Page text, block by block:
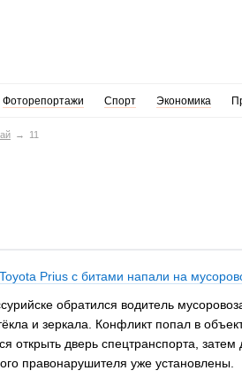
Фоторепортажи Спорт Экономика
11
Prius с битами напали на
обратился водитель
и зеркала. Конфликт попал в
открыть дверь спецтранспорта,
правонарушителя уже установлены.